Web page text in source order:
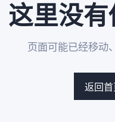
这里没
页面可能已经移动
返回首